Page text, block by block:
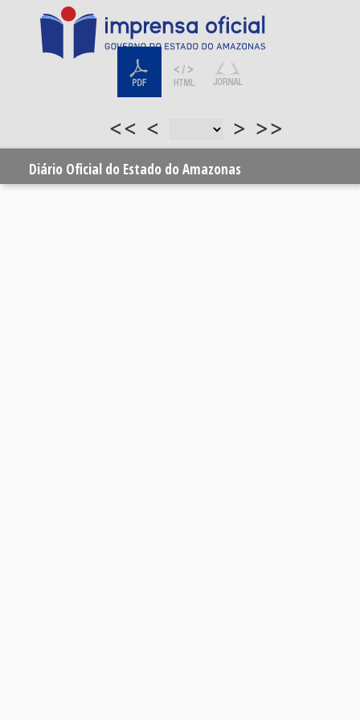
<< < > >>
Diário Oficial do Estado do Amazonas